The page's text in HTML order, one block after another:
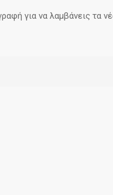
για να λαμβάνεις τα